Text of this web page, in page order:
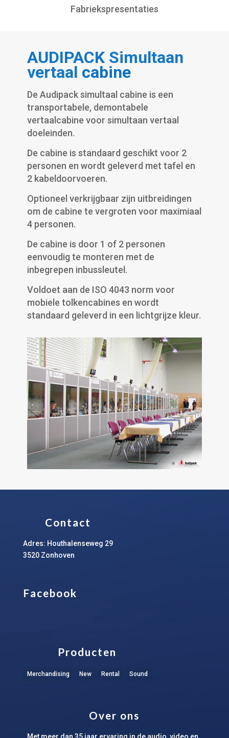
Fabriekspresentaties
AUDIPACK Simultaan
vertaal cabine
De Audipack simultaal cabine is een
transportabele, demontabele
vertaalcabine voor simultaan vertaal
doeleinden.
De cabine is standaard geschikt voor 2
personen en wordt geleverd met tafel en
2 kabeldoorvoeren.
Optioneel verkrijgbaar zijn uitbreidingen
om de cabine te vergroten voor maximiaal
4 personen.
De cabine is door 1 of 2 personen
eenvoudig te monteren met de
inbegrepen inbussleutel.
Voldoet aan de ISO 4043 norm voor
mobiele tolkencabines en wordt
standaard geleverd in een lichtgrijze kleur.
Contact
Adres: Houthalenseweg 29
3520 Zonhoven
Facebook
Producten
Merchandising New Rental Sound
Over ons
Met meer dan 35 jaar ervaring in de audio, video en